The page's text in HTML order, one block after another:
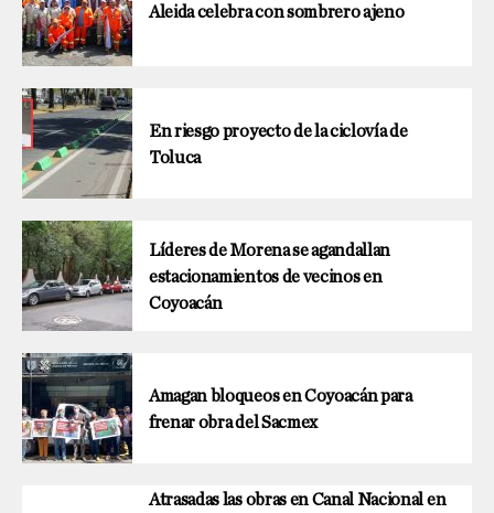
Aleida celebra con sombrero ajeno
En riesgo proyecto de la ciclovía de
Toluca
Líderes de Morena se agandallan
estacionamientos de vecinos en
Coyoacán
Amagan bloqueos en Coyoacán para
frenar obra del Sacmex
Atrasadas las obras en Canal Nacional en